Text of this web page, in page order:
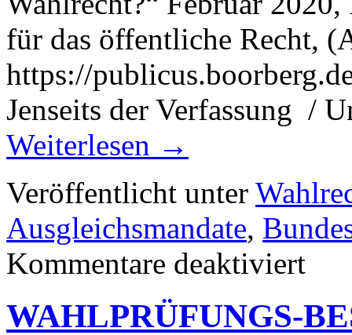
für das öffentliche Recht,
https://
Jenseits der Verfassung /
Weiterlesen →
Veröffentlicht unter
Ausgleichsmandate,
Kommentare deaktiviert
WAHLPRÜFUNGS-